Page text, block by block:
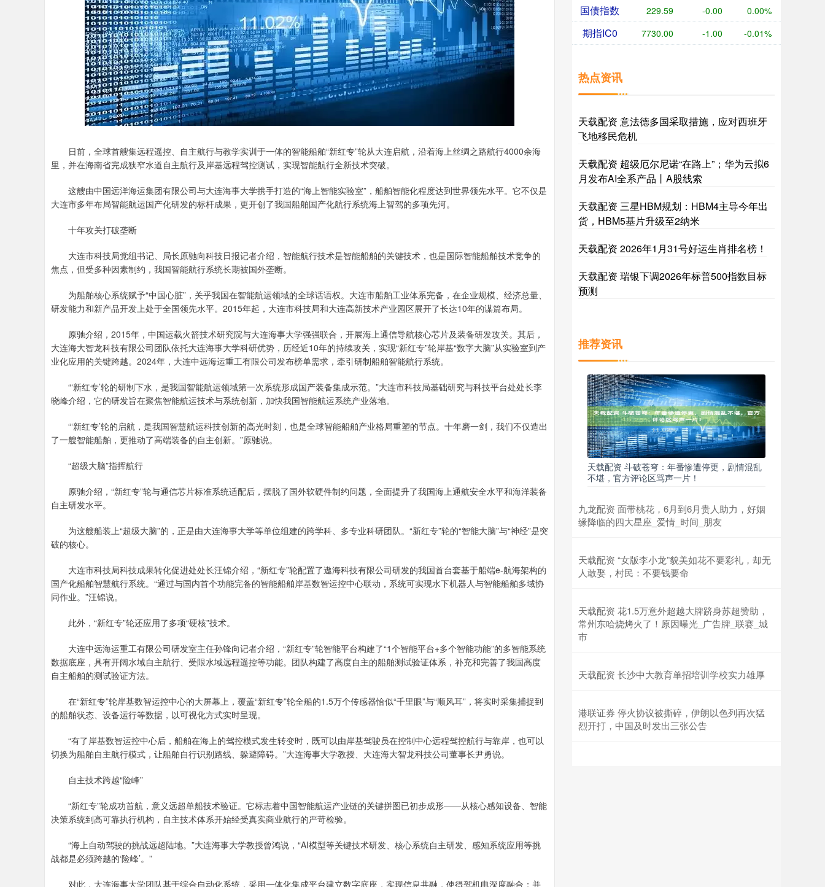
日前，全球首艘集远程遥控、自主航行与教学实训于一体的智能船舶“新红专”轮从大连启航，沿着海上丝绸之路航行4000余海
里，并在海南省完成狭窄水道自主航行及岸基远程驾控测试，实现智能航行全新技术突破。
这艘由中国远洋海运集团有限公司与大连海事大学携手打造的“海上智能实验室”，船舶智能化程度达到世界领先水平。它不仅是
大连市多年布局智能航运国产化研发的标杆成果，更开创了我国船舶国产化航行系统海上智驾的多项先河。
十年攻关打破垄断
大连市科技局党组书记、局长原驰向科技日报记者介绍，智能航行技术是智能船舶的关键技术，也是国际智能船舶技术竞争的
焦点，但受多种因素制约，我国智能航行系统长期被国外垄断。
为船舶核心系统赋予“中国心脏”，关乎我国在智能航运领域的全球话语权。大连市船舶工业体系完备，在企业规模、经济总量、
研发能力和新产品开发上处于全国领先水平。2015年起，大连市科技局和大连高新技术产业园区展开了长达10年的谋篇布局。
原驰介绍，2015年，中国运载火箭技术研究院与大连海事大学强强联合，开展海上通信导航核心芯片及装备研发攻关。其后，
大连海大智龙科技有限公司团队依托大连海事大学科研优势，历经近10年的持续攻关，实现“新红专”轮岸基“数字大脑”从实验室到产
业化应用的关键跨越。2024年，大连中远海运重工有限公司发布榜单需求，牵引研制船舶智能航行系统。
“‘新红专’轮的研制下水，是我国智能航运领域第一次系统形成国产装备集成示范。”大连市科技局基础研究与科技平台处处长李
晓峰介绍，它的研发旨在聚焦智能航运技术与系统创新，加快我国智能航运系统产业落地。
“‘新红专’轮的启航，是我国智慧航运科技创新的高光时刻，也是全球智能船舶产业格局重塑的节点。十年磨一剑，我们不仅造出
了一艘智能船舶，更推动了高端装备的自主创新。”原驰说。
“超级大脑”指挥航行
原驰介绍，“新红专”轮与通信芯片标准系统适配后，摆脱了国外软硬件制约问题，全面提升了我国海上通航安全水平和海洋装备
自主研发水平。
为这艘船装上“超级大脑”的，正是由大连海事大学等单位组建的跨学科、多专业科研团队。“新红专”轮的“智能大脑”与“神经”是突
破的核心。
大连市科技局科技成果转化促进处处长汪锦介绍，“新红专”轮配置了遨海科技有限公司研发的我国首台套基于船端e-航海架构的
国产化船舶智慧航行系统。“通过与国内首个功能完备的智能船舶岸基数智运控中心联动，系统可实现水下机器人与智能船舶多域协
同作业。”汪锦说。
此外，“新红专”轮还应用了多项“硬核”技术。
大连中远海运重工有限公司研发室主任孙锋向记者介绍，“新红专”轮智能平台构建了“1个智能平台+多个智能功能”的多智能系统
数据底座，具有开阔水域自主航行、受限水域远程遥控等功能。团队构建了高度自主的船舶测试验证体系，补充和完善了我国高度
自主船舶的测试验证方法。
在“新红专”轮岸基数智运控中心的大屏幕上，覆盖“新红专”轮全船的1.5万个传感器恰似“千里眼”与“顺风耳”，将实时采集捕捉到
的船舶状态、设备运行等数据，以可视化方式实时呈现。
“有了岸基数智运控中心后，船舶在海上的驾控模式发生转变时，既可以由岸基驾驶员在控制中心远程驾控航行与靠岸，也可以
切换为船舶自主航行模式，让船舶自行识别路线、躲避障碍。”大连海事大学教授、大连海大智龙科技公司董事长尹勇说。
自主技术跨越“险峰”
“新红专”轮成功首航，意义远超单船技术验证。它标志着中国智能航运产业链的关键拼图已初步成形——从核心感知设备、智能
决策系统到高可靠执行机构，自主技术体系开始经受真实商业航行的严苛检验。
“海上自动驾驶的挑战远超陆地。”大连海事大学教授曾鸿说，“AI模型等关键技术研发、核心系统自主研发、感知系统应用等挑
战都是必须跨越的‘险峰’。”
对此，大连海事大学团队基于综合自动化系统，采用一体化集成平台建立数字底座，实现信息共融，使得驾机电深度融合；并
国债指数 229.59 -0.00 0.00%
期指IC0 7730.00 -1.00 -0.01%
热点资讯
天载配资 意法德多国采取措施，应对西班牙
飞地移民危机
天载配资 超级厄尔尼诺“在路上”；华为云拟6
月发布AI全系产品丨A股线索
天载配资 三星HBM规划：HBM4主导今年出
货，HBM5基片升级至2纳米
天载配资 2026年1月31号好运生肖排名榜！
天载配资 瑞银下调2026年标普500指数目标
预测
推荐资讯
天载配资 斗破苍穹：年番惨遭停更，剧情混乱
不堪，官方评论区骂声一片！
九龙配资 面带桃花，6月到6月贵人助力，好姻
缘降临的四大星座_爱情_时间_朋友
天载配资 “女版李小龙”貌美如花不要彩礼，却无
人敢娶，村民：不要钱要命
天载配资 花1.5万意外超越大牌跻身苏超赞助，
常州东哈烧烤火了！原因曝光_广告牌_联赛_城
市
天载配资 长沙中大教育单招培训学校实力雄厚
港联证券 停火协议被撕碎，伊朗以色列再次猛
烈开打，中国及时发出三张公告